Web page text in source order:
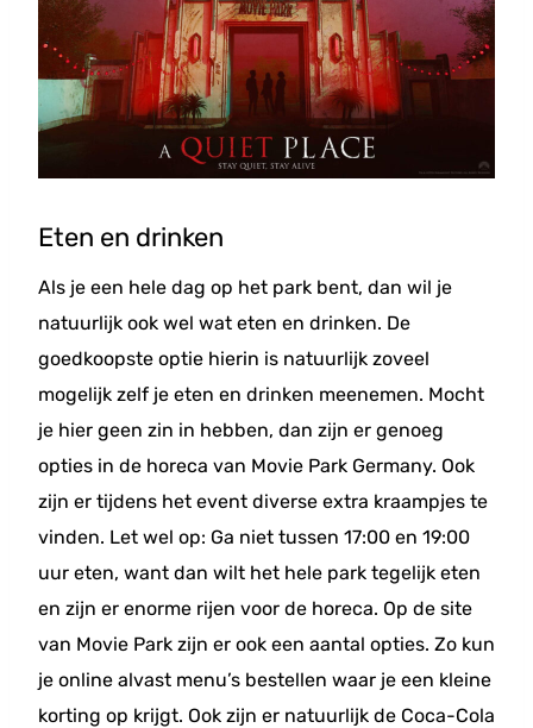
Eten en drinken
Als je een hele dag op het park bent, dan wil je
natuurlijk ook wel wat eten en drinken. De
goedkoopste optie hierin is natuurlijk zoveel
mogelijk zelf je eten en drinken meenemen. Mocht
je hier geen zin in hebben, dan zijn er genoeg
opties in de horeca van Movie Park Germany. Ook
zijn er tijdens het event diverse extra kraampjes te
vinden. Let wel op: Ga niet tussen 17:00 en 19:00
uur eten, want dan wilt het hele park tegelijk eten
en zijn er enorme rijen voor de horeca. Op de site
van Movie Park zijn er ook een aantal opties. Zo kun
je online alvast menu’s bestellen waar je een kleine
korting op krijgt. Ook zijn er natuurlijk de Coca-Cola